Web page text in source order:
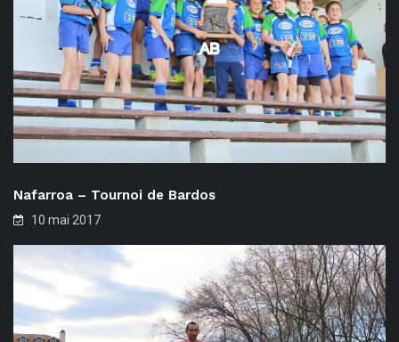
Nafarroa – Tournoi de Bardos
10 mai 2017